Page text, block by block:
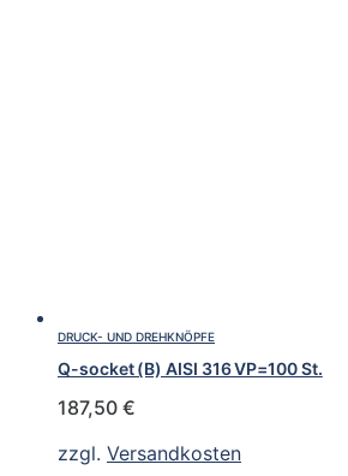
DRUCK- UND DREHKNÖPFE
Q-socket (B) AISI 316 VP=100 St.
187,50 €
zzgl. Versandkosten